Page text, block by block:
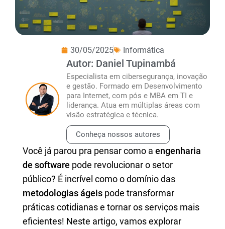
30/05/2025 Informática
Autor: Daniel Tupinambá
Especialista em cibersegurança, inovação
e gestão. Formado em Desenvolvimento
para Internet, com pós e MBA em TI e
liderança. Atua em múltiplas áreas com
visão estratégica e técnica.
Conheça nossos autores
Você já parou pra pensar como a engenharia
de software pode revolucionar o setor
público? É incrível como o domínio das
metodologias ágeis pode transformar
práticas cotidianas e tornar os serviços mais
eficientes! Neste artigo, vamos explorar